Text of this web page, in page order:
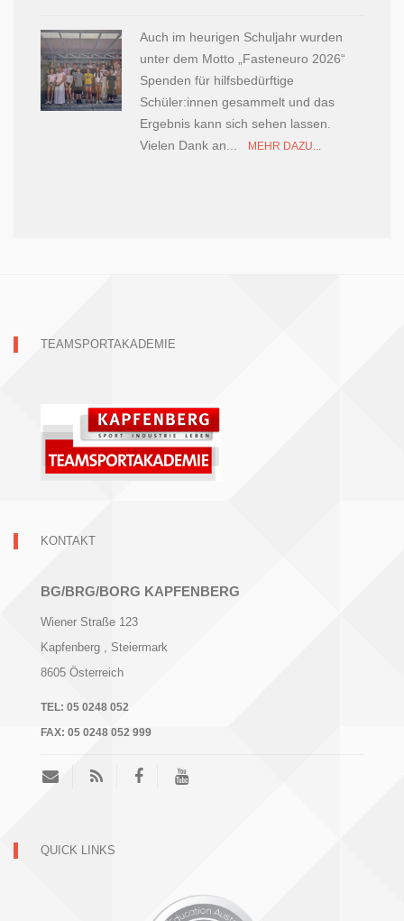
Auch im heurigen Schuljahr wurden
unter dem Motto „Fasteneuro 2026“
Spenden für hilfsbedürftige
Schüler:innen gesammelt und das
Ergebnis kann sich sehen lassen.
Vielen Dank an...
MEHR DAZU...
TEAMSPORTAKADEMIE
KONTAKT
BG/BRG/BORG KAPFENBERG
Wiener Straße 123
Kapfenberg , Steiermark
8605 Österreich
TEL: 05 0248 052
FAX: 05 0248 052 999
QUICK LINKS